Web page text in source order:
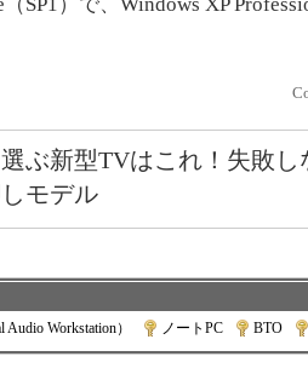
ぶ新型TVはこれ！失敗し
モデル
Workstation） ノートPC BTO